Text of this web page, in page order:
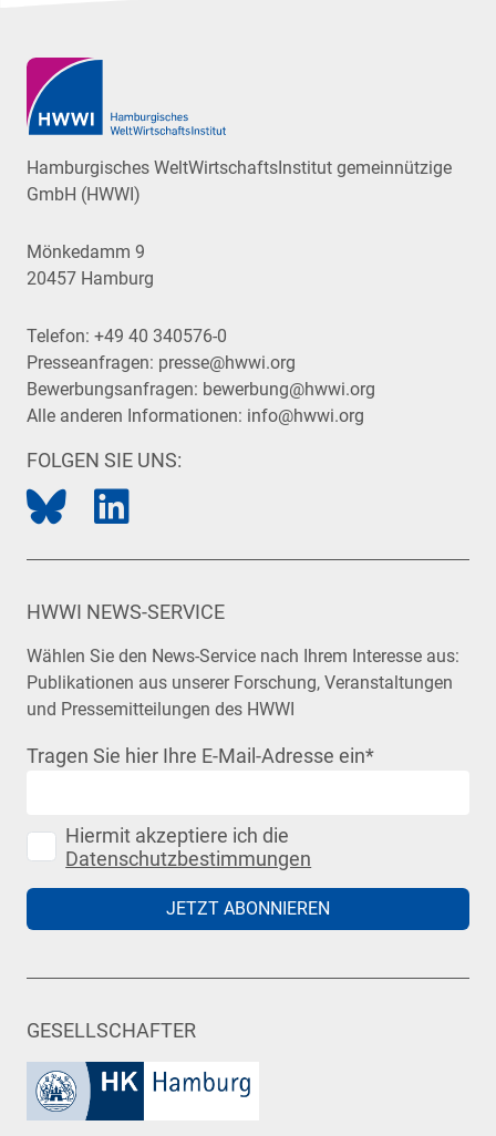
Hamburgisches WeltWirtschaftsInstitut gemeinnützige
GmbH (HWWI)
Mönkedamm 9
20457 Hamburg
Telefon: +49 40 340576-0
Presseanfragen: presse@hwwi.org
Bewerbungsanfragen: bewerbung@hwwi.org
Alle anderen Informationen: info@hwwi.org
FOLGEN SIE UNS:
HWWI NEWS-SERVICE
Wählen Sie den News-Service nach Ihrem Interesse aus:
Publikationen aus unserer Forschung, Veranstaltungen
und Pressemitteilungen des HWWI
Tragen Sie hier Ihre E-Mail-Adresse ein*
Hiermit akzeptiere ich die
Datenschutzbestimmungen
JETZT ABONNIEREN
GESELLSCHAFTER